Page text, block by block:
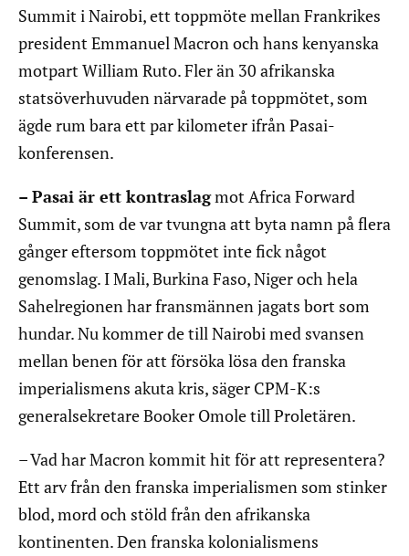
Summit i Nairobi, ett toppmöte mellan Frankrikes
president Emmanuel Macron och hans kenyanska
motpart William Ruto. Fler än 30 afrikanska
statsöverhuvuden närvarade på toppmötet, som
ägde rum bara ett par kilometer ifrån Pasai-
konferensen.
– Pasai är ett kontraslagmot Africa Forward
Summit, som de var tvungna att byta namn på flera
gånger eftersom toppmötet inte fick något
genomslag. I Mali, Burkina Faso, Niger och hela
Sahelregionen har fransmännen jagats bort som
hundar. Nu kommer de till Nairobi med svansen
mellan benen för att försöka lösa den franska
imperialismens akuta kris, säger CPM-K:s
generalsekretare Booker Omole till Proletären.
– Vad har Macron kommit hit för att representera?
Ett arv från den franska imperialismen som stinker
blod, mord och stöld från den afrikanska
kontinenten. Den franska kolonialismens